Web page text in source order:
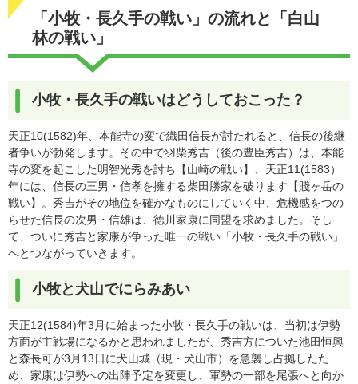
「小牧・長久手の戦い」の流れと「白山
林の戦い」
小牧・長久手の戦いはどうしておこった？
天正10(1582)年、本能寺の変で織田信長が討たれると、信長の後継
者争いが勃発します。その中で羽柴秀吉（後の豊臣秀吉）は、本能
寺の変を起こした明智光秀を討ち【山崎の戦い】、天正11(1583）
年には、信長の三男・信孝を擁する柴田勝家を破ります【賤ヶ岳の
戦い】。秀吉がその地位を確かなものにしていく中、危機感をつの
らせた信長の次男・信雄は、徳川家康に同盟を求めました。そし
て、ついに秀吉と家康が争った唯一の戦い「小牧・長久手の戦い」
へとつながっていきます。
小牧と犬山でにらみあい
天正12(1584)年3月に始まった小牧・長久手の戦いは、当初は伊勢
方面が主戦場になるかと思われましたが、秀吉方についた池田恒興
と森長可が3月13日に犬山城（現・犬山市）を急襲し占拠したた
め、家康は伊勢への出陣予定を変更し、軍勢の一部を尾張へと向か